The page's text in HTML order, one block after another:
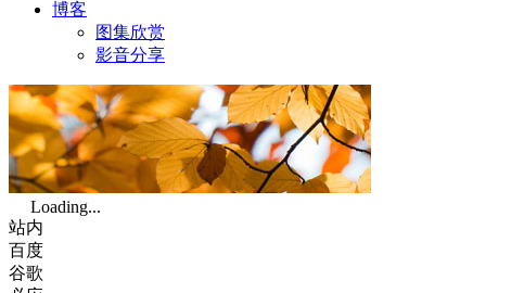
博客
图集欣赏
影音分享
Loading...
站内
百度
谷歌